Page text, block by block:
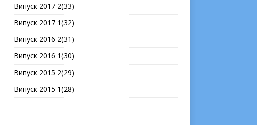
Випуск 2017 2(33)
Випуск 2017 1(32)
Випуск 2016 2(31)
Випуск 2016 1(30)
Випуск 2015 2(29)
Випуск 2015 1(28)